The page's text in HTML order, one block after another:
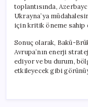
toplantısında,
Ukrayna’ya
için kritik öneme sahip
Sonuç olarak, Bakü-
Avrupa’nın enerji
ediyor ve bu durum,
etkileyecek gibi